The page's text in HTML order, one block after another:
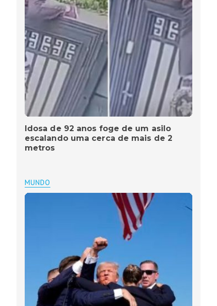
Idosa de 92 anos foge de um asilo
escalando uma cerca de mais de 2
metros
MUNDO